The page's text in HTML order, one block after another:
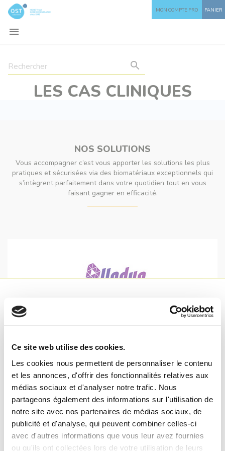
Ce site web utilise des cookies.
Les cookies nous permettent de personnaliser le contenu
et les annonces, d'offrir des fonctionnalités relatives aux
médias sociaux et d'analyser notre trafic. Nous
partageons également des informations sur l'utilisation de
notre site avec nos partenaires de médias sociaux, de
publicité et d'analyse, qui peuvent combiner celles-ci
avec d'autres informations que vous leur avez fournies
ou qu'ils ont collectées lors de votre utilisation de leurs
PANIER
MON COMPTE PRO


LES CAS CLINIQUES
NOS SOLUTIONS
Vous accompagner c’est vous apporter les solutions les plus
pratiques et sécurisées via des biomatériaux exceptionnels qui
s’intègrent parfaitement dans votre quotidien tout en vous
faisant gagner en efficacité.
consentants, c'est le cœur de notre savoir faire et notre
greffon offrant la meilleure compatibilité biologique… Le
produit premium de votre marché qui concilie ostéo-
conduction et ostéo-induction.
En savoir plus
l'intention de nos
visiteurs
Ce site contient des informations
réservées aux professionnels de santé.
Les contenus de ce site n'ont pas été
validés pour un usage grand public.
Afin d'accéder à ces pages, vous devez